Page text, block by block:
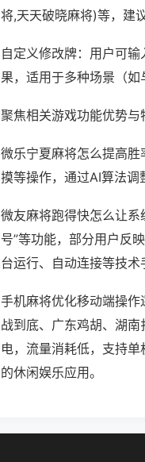
将,天天破晓麻将)等，建
自定义修改牌：用户可
果，适用于多种场景（如
聚焦相关游戏功能优势与
微乐宁夏麻将怎么提高
摸等操作，通过AI算法调
微友麻将跑得快怎么让系
号”等功能，部分用户反
台运行、自动连接等技术
手机麻将优化移动端操
战到底、广东鸡胡、湖
电，流量消耗低，支持
的休闲娱乐应用。